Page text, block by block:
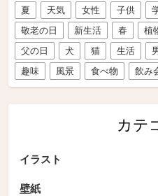
夏
天気 女性 子供
敬老の日
新生活 春 植
父の日
犬 猫 生活
趣味
風景 食べ物 飲み
カテ
イラスト
壁紙